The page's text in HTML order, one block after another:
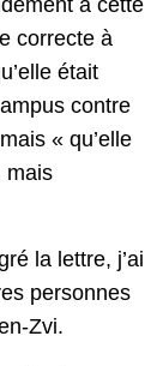
à cette
correcte à
était
contre
« qu’elle
mais
la lettre, j’ai
personnes
Zvi.